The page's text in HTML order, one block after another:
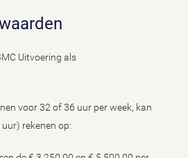
Uitvoering als
voor 32 of 36 uur per week, kan
rekenen op: